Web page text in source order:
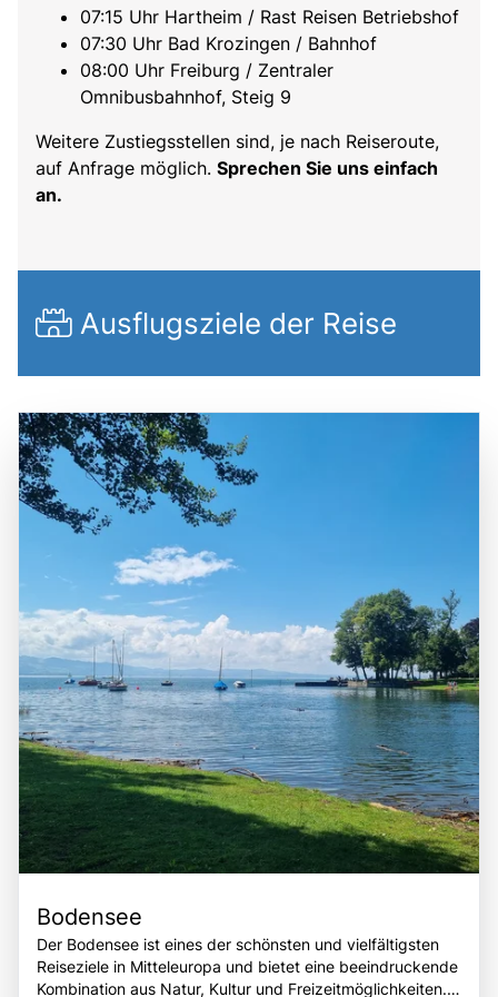
07:15 Uhr Hartheim / Rast Reisen Betriebshof
07:30 Uhr Bad Krozingen / Bahnhof
08:00 Uhr Freiburg / Zentraler
Omnibusbahnhof, Steig 9
Weitere Zustiegsstellen sind, je nach Reiseroute,
auf Anfrage möglich. Sprechen Sie uns einfach
an.
Ausflugsziele der Reise
Bodensee
Der Bodensee ist eines der schönsten und vielfältigsten
Reiseziele in Mitteleuropa und bietet eine beeindruckende
Kombination aus Natur, Kultur und Freizeitmöglichkeiten.